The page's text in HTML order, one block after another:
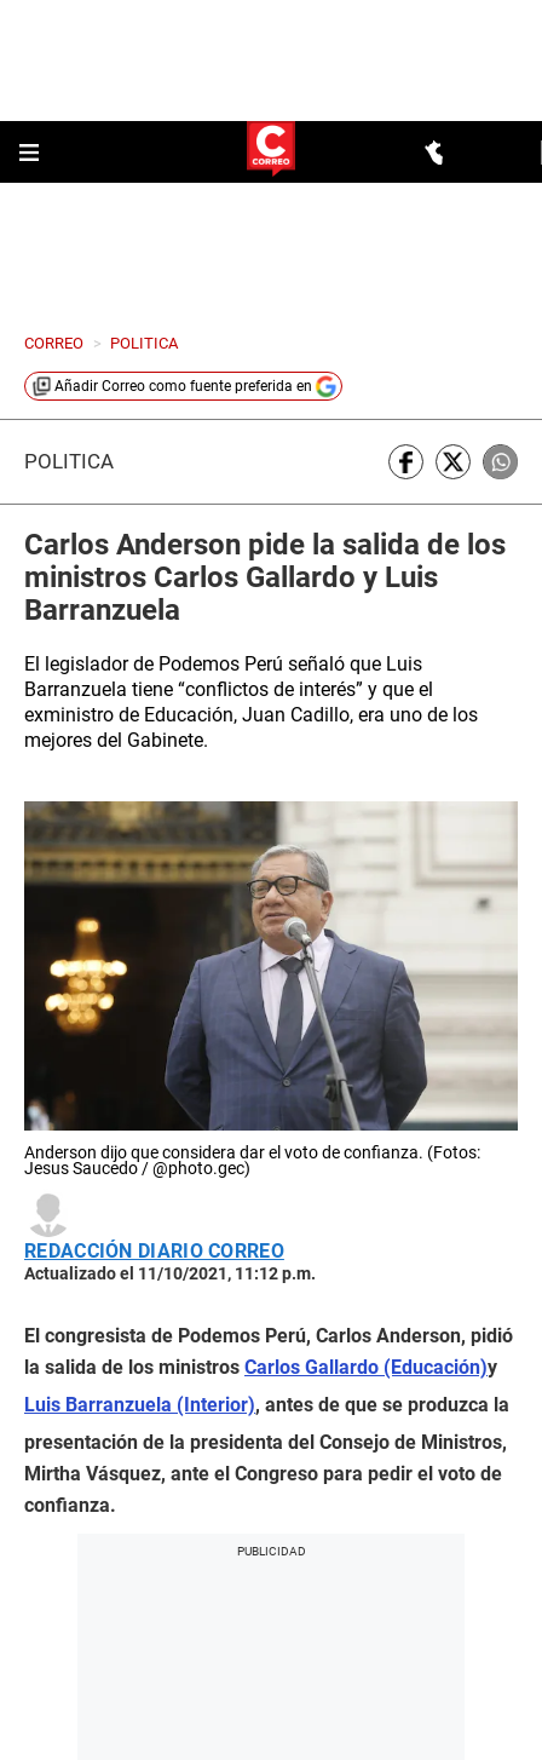
CORREO > POLITICA
Añadir Correo como fuente preferida en
POLÍTICA
Carlos Anderson pide la salida de los
ministros Carlos Gallardo y Luis
Barranzuela
El legislador de Podemos Perú señaló que Luis
Barranzuela tiene “conflictos de interés” y que el
exministro de Educación, Juan Cadillo, era uno de los
mejores del Gabinete.
Anderson dijo que considera dar el voto de confianza. (Fotos:
Jesus Saucedo / @photo.gec)
REDACCIÓN DIARIO CORREO
Actualizado el 11/10/2021, 11:12 p.m.
El congresista de Podemos Perú, Carlos Anderson, pidió
la salida de los ministros Carlos Gallardo (Educación)y
Luis Barranzuela (Interior), antes de que se produzca la
presentación de la presidenta del Consejo de Ministros,
Mirtha Vásquez, ante el Congreso para pedir el voto de
confianza.